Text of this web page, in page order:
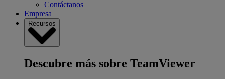
Contáctanos
Empresa
Recursos
Descubre más sobre TeamViewer